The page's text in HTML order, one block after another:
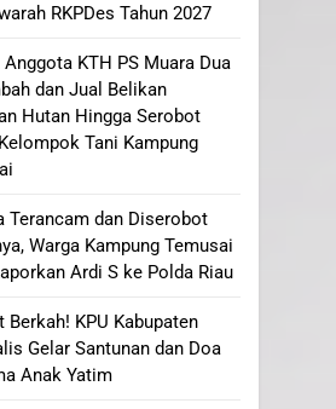
RKPDes Tahun 2027
Anggota KTH PS Muara Dua
dan Jual Belikan
Hutan Hingga Serobot
Tani Kampung
Terancam dan Diserobot
Warga Kampung Temusai
Ardi S ke Polda Riau
Berkah! KPU Kabupaten
Gelar Santunan dan Doa
Anak Yatim